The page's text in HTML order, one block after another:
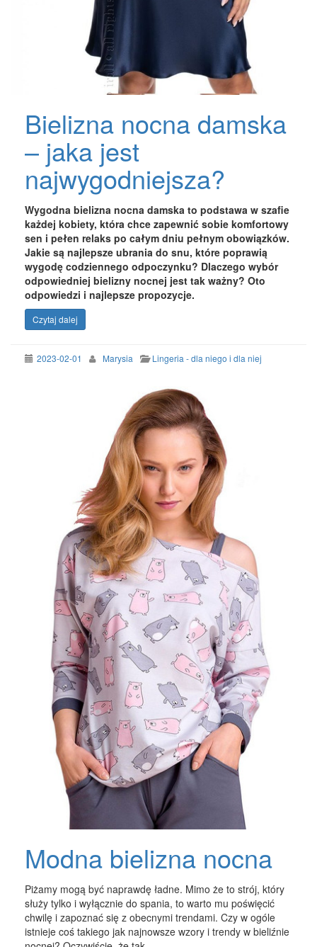
Bielizna nocna damska
– jaka jest
najwygodniejsza?
Wygodna bielizna nocna damska to podstawa w szafie
każdej kobiety, która chce zapewnić sobie komfortowy
sen i pełen relaks po całym dniu pełnym obowiązków.
Jakie są najlepsze ubrania do snu, które poprawią
wygodę codziennego odpoczynku? Dlaczego wybór
odpowiedniej bielizny nocnej jest tak ważny? Oto
odpowiedzi i najlepsze propozycje.
Czytaj dalej
2023-02-01 Marysia Lingeria - dla niego i dla niej
Modna bielizna nocna
Piżamy mogą być naprawdę ładne. Mimo że to strój, który
służy tylko i wyłącznie do spania, to warto mu poświęcić
chwilę i zapoznać się z obecnymi trendami. Czy w ogóle
istnieje coś takiego jak najnowsze wzory i trendy w bieliźnie